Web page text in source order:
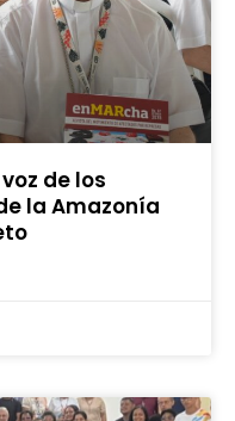
voz de los
la Amazonía